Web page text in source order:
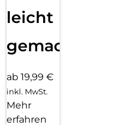
leicht
gemacht!
ab 19,99 €
inkl. MwSt.
Mehr
erfahren